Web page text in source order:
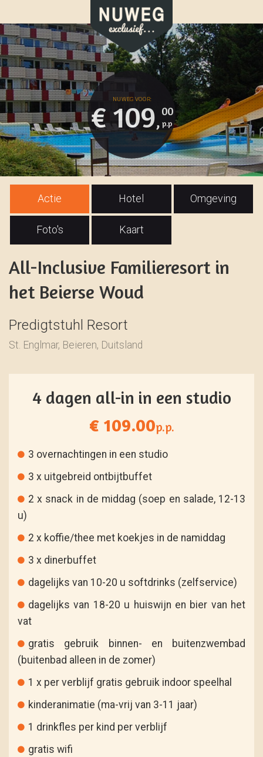
€ 109,
00
Actie Hotel Omgeving
Foto's Kaart
All-Inclusive Familieresort in
het Beierse Woud
Predigtstuhl Resort
St. Englmar, Beieren, Duitsland
4 dagen all-in in een studio
€ 109.00p.p.
3 overnachtingen in een studio
3 x uitgebreid ontbijtbuffet
2 x snack in de middag (soep en salade, 12-13
u)
2 x koffie/thee met koekjes in de namiddag
3 x dinerbuffet
dagelijks van 10-20 u softdrinks (zelfservice)
dagelijks van 18-20 u huiswijn en bier van het
vat
gratis gebruik binnen- en buitenzwembad
(buitenbad alleen in de zomer)
1 x per verblijf gratis gebruik indoor speelhal
kinderanimatie (ma-vrij van 3-11 jaar)
1 drinkfles per kind per verblijf
gratis wifi